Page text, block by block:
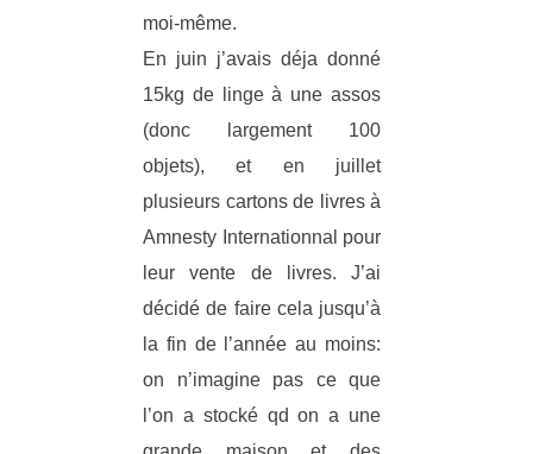
moi-même.
En juin j’avais déja donné
15kg de linge à une assos
(donc largement 100
objets), et en juillet
plusieurs cartons de livres à
Amnesty Internationnal pour
leur vente de livres. J’ai
décidé de faire cela jusqu’à
la fin de l’année au moins:
on n’imagine pas ce que
l’on a stocké qd on a une